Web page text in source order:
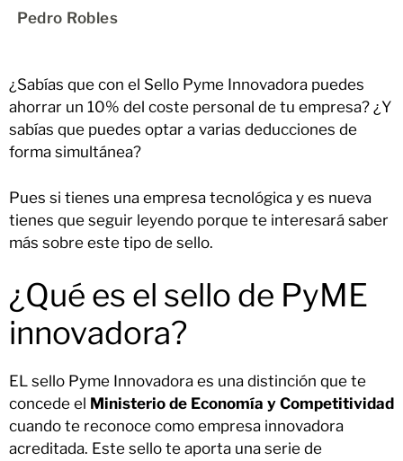
Pedro Robles
¿Sabías que con el Sello Pyme Innovadora puedes
ahorrar un 10% del coste personal de tu empresa? ¿Y
sabías que puedes optar a varias deducciones de
forma simultánea?
Pues si tienes una empresa tecnológica y es nueva
tienes que seguir leyendo porque te interesará saber
más sobre este tipo de sello.
¿Qué es el sello de PyME
innovadora?
EL sello Pyme Innovadora es una distinción que te
concede el Ministerio de Economía y Competitividad
cuando te reconoce como empresa innovadora
acreditada. Este sello te aporta una serie de